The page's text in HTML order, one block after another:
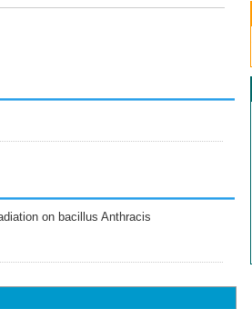
on bacillus Anthracis